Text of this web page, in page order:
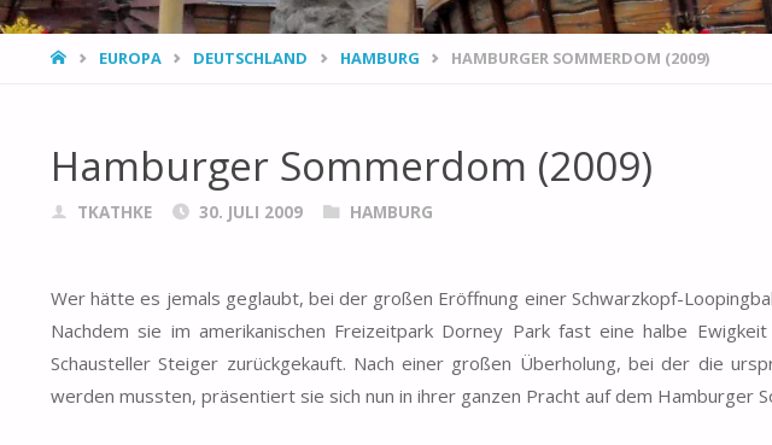
HOMEEUROPA DEUTSCHLAND HAMBURG HAMBURGER SOMMERDOM (2009)
Hamburger Sommerdom (2009)
TKATHKE 30. JULI 2009 HAMBURG
Wer hätte es jemals geglaubt, bei der großen Eröffnung einer Schwarzkopf-
Nachdem sie im amerikanischen Freizeitpark Dorney Park fast eine halbe
Schausteller Steiger zurückgekauft. Nach einer großen Überholung, bei der die
werden mussten, präsentiert sie sich nun in ihrer ganzen Pracht auf dem Hamburger